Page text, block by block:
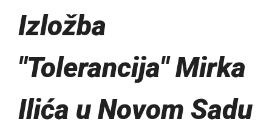
Izložba
"Tolerancija" Mirka
Ilića u Novom Sadu